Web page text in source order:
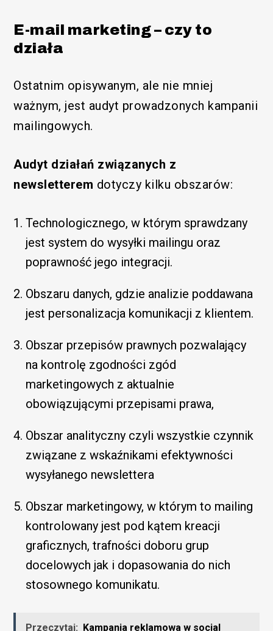
E-mail marketing – czy to
działa
Ostatnim opisywanym, ale nie mniej
ważnym, jest audyt prowadzonych kampanii
mailingowych.
Audyt działań związanych z
newsletterem dotyczy kilku obszarów:
Technologicznego, w którym sprawdzany
jest system do wysyłki mailingu oraz
poprawność jego integracji.
Obszaru danych, gdzie analizie poddawana
jest personalizacja komunikacji z klientem.
Obszar przepisów prawnych pozwalający
na kontrolę zgodności zgód
marketingowych z aktualnie
obowiązującymi przepisami prawa,
Obszar analityczny czyli wszystkie czynnik
związane z wskaźnikami efektywności
wysyłanego newslettera
Obszar marketingowy, w którym to mailing
kontrolowany jest pod kątem kreacji
graficznych, trafności doboru grup
docelowych jak i dopasowania do nich
stosownego komunikatu.
Przeczytaj:
Kampania reklamowa w social